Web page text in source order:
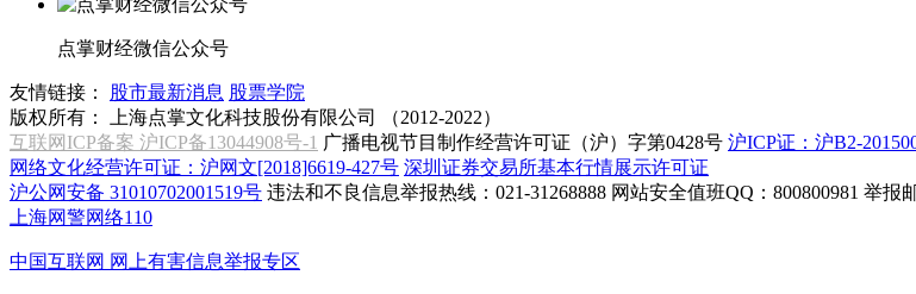
点掌财经微信公众号
友情链接： 股市最新消息 股票学院
版权所有：
上海点掌文化科技股份有限公司 （2012-2022）
互联网ICP备案 沪ICP备13044908号-1 广播电视节目制作经营许可证（沪）字第0428号 沪ICP证：沪B2-
网络文化经营许可证：沪网文[2018]6619-427号 深圳证券交易所基本行情展示许可证
沪公网安备 31010702001519号 违法和不良信息举报热线：021-31268888 网站安全值班QQ：800800981 举报
上海网警网络110
中国互联网 网上有害信息举报专区